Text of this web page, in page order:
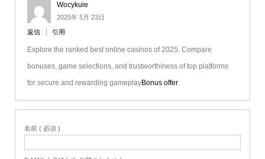
Wocykuie
2025年 5月 23日
返信 引用
Explore the ranked best online casinos of 2025. Compare
bonuses, game selections, and trustworthiness of top platforms
for secure and rewarding gameplayBonus offer.
名前 ( 必須 )